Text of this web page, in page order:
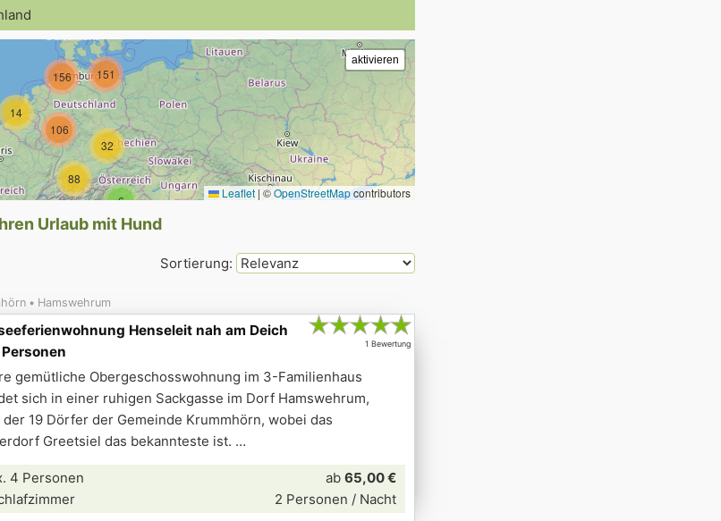
2
14
151
156
6
106
32
88
Leaflet | ©OpenStreetMapcontributors
Urlaub mit Hund
Sortierung:
Hamswehrum
★★★★★
1 Bewertung
Henseleit nah am Deich
gemütliche Obergeschosswohnung im 3-Familienhaus
sich in einer ruhigen Sackgasse im Dorf Hamswehrum,
19 Dörfer der Gemeinde Krummhörn, wobei das
Greetsiel das bekannteste ist.
4 Personen
ab 65,00 €
2 Personen / Nacht